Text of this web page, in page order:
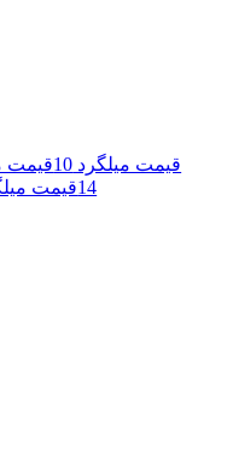
قیمت میلگرد 10
قیمت
14قیمت